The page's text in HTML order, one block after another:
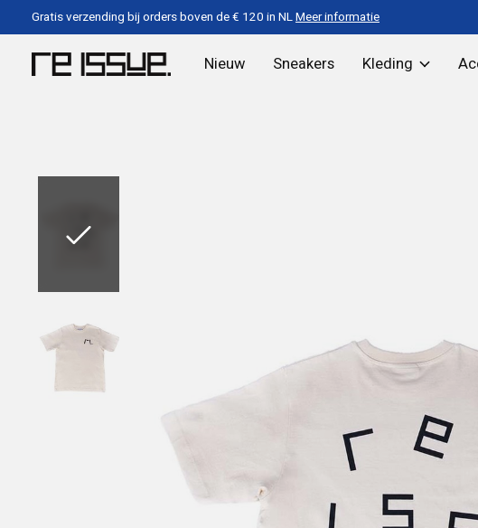
Gratis verzending bij orders boven de € 120 in NLMeer informatie
Nieuw Sneakers Kleding